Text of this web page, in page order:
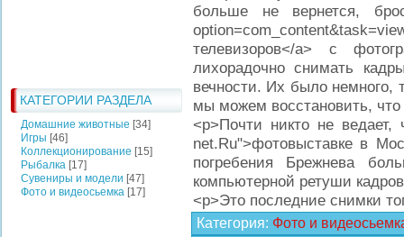
КАТЕГОРИИ РАЗДЕЛА
Домашние животные [34]
Игры [46]
Коллекционирование [15]
Рыбалка [17]
Сувениры и модели [47]
Фото и видеосьемка [17]
больше не вернется,
телевизоров</a> с
лихорадочно снимать
вечности. Их было немного,
мы можем восстановить,
<p>Почти никто не
net.Ru">фотовыставке в
погребения Брежнева
компьютерной ретуши
<p>Это последние снимки
Категория: Фото и